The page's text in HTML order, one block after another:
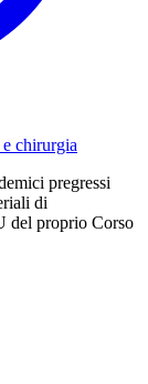
chirurgia
pregressi
di
del proprio Corso